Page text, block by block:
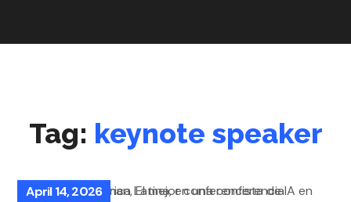
Tag: keynote speaker
April 14, 2026